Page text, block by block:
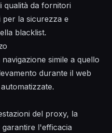
qualità da fornitori
per la sicurezza e
blacklist.
simile a quello
durante il web
del proxy, la
l'efficacia